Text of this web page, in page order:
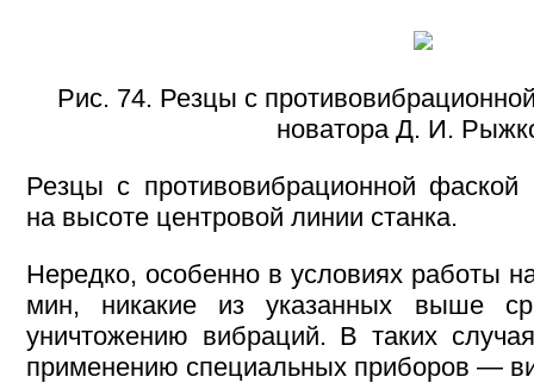
Рис. 74. Резцы с
новатора Д. И.
Резцы с противовибрационной фаской
на высоте центровой линии станка.
Нередко, особенно в условиях работы
мин, никакие из указанных выше
уничтожению вибраций. В таких
применению специальных приборов —